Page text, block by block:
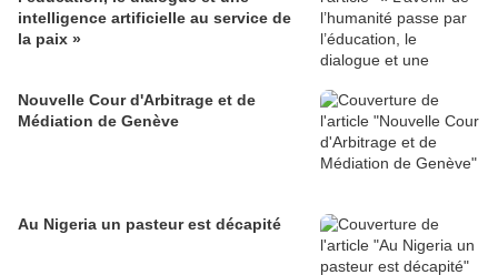
intelligence artificielle au service de
la paix »
Nouvelle Cour d'Arbitrage et de
Médiation de Genève
Au Nigeria un pasteur est décapité